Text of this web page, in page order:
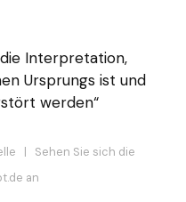
Interpretation,
Ursprungs ist und
werden“
| Sehen Sie sich die
an